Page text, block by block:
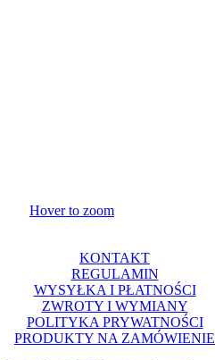
Hover to zoom
KONTAKT
REGULAMIN
WYSYŁKA I PŁATNOŚCI
ZWROTY I WYMIANY
POLITYKA PRYWATNOŚCI
PRODUKTY NA ZAMÓWIENIE